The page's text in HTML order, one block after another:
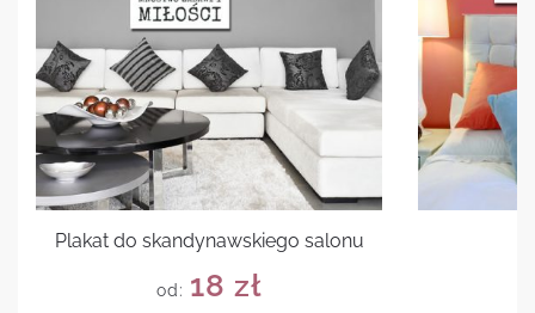
Plakat do skandynawskiego salonu
od: 18 zł